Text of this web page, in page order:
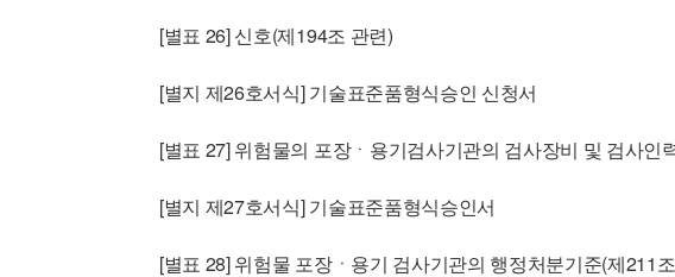
[별표 26] 신호(제194조 관련)
[별지 제26호서식] 기술표준품형식승인 신청서
[별표 27] 위험물의 포장ㆍ용기검사기관의 검사장비 및 검사인
[별지 제27호서식] 기술표준품형식승인서
[별표 28] 위험물 포장ㆍ용기 검사기관의 행정처분기준(제211